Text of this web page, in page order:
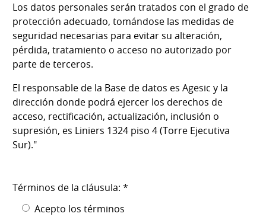
Los datos personales serán tratados con el grado de
protección adecuado, tomándose las medidas de
seguridad necesarias para evitar su alteración,
pérdida, tratamiento o acceso no autorizado por
parte de terceros.
El responsable de la Base de datos es Agesic y la
dirección donde podrá ejercer los derechos de
acceso, rectificación, actualización, inclusión o
supresión, es Liniers 1324 piso 4 (Torre Ejecutiva
Sur)."
Términos de la cláusula: *
Acepto los términos